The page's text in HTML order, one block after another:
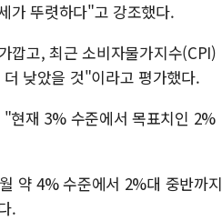
가 뚜렷하다"고 강조했다.
깝고, 최근 소비자물가지수(CPI)
낮았을 것"이라고 평가했다.
현재 3% 수준에서 목표치인 2%
약 4% 수준에서 2%대 중반까지
.